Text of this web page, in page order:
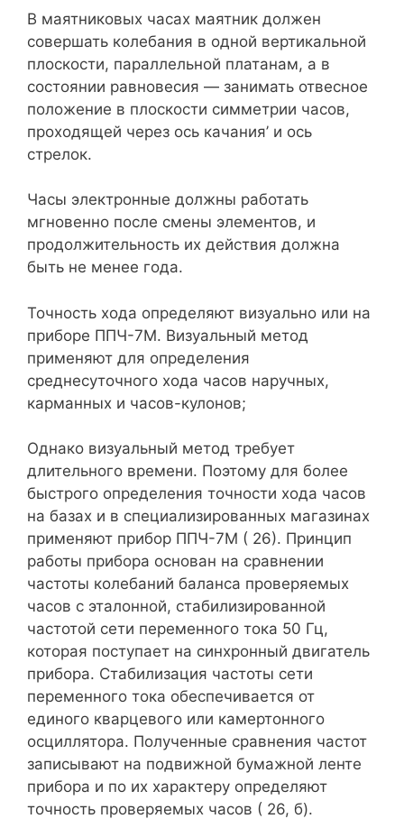
В маятниковых часах маятник должен
совершать колебания в одной вертикальной
плоскости, параллельной платанам, а в
состоянии равновесия — занимать отвесное
положение в плоскости симметрии часов,
проходящей через ось качания’ и ось
стрелок.
Часы электронные должны работать
мгновенно после смены элементов, и
продолжительность их действия должна
быть не менее года.
Точность хода определяют визуально или на
приборе ППЧ-7М. Визуальный метод
применяют для определения
среднесуточного хода часов наручных,
карманных и часов-кулонов;
Однако визуальный метод требует
длительного времени. Поэтому для более
быстрого определения точности хода часов
на базах и в специализированных магазинах
применяют прибор ППЧ-7М ( 26). Принцип
работы прибора основан на сравнении
частоты колебаний баланса проверяемых
часов с эталонной, стабилизированной
частотой сети переменного тока 50 Гц,
которая поступает на синхронный двигатель
прибора. Стабилизация частоты сети
переменного тока обеспечивается от
единого кварцевого или камертонного
осциллятора. Полученные сравнения частот
записывают на подвижной бумажной ленте
прибора и по их характеру определяют
точность проверяемых часов ( 26, б).